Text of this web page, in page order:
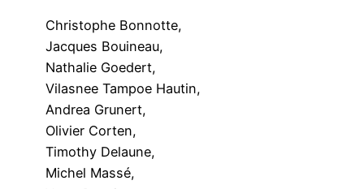
Christophe Bonnotte,
Jacques Bouineau,
Nathalie Goedert,
Vilasnee Tampoe Hautin,
Andrea Grunert,
Olivier Corten,
Timothy Delaune,
Michel Massé,